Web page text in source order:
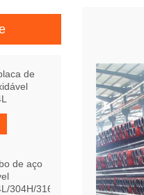
de
de aço
304H/316Ti